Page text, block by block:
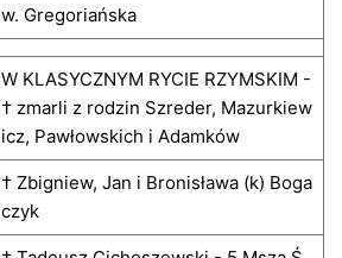
w. Gregoriańska
W KLASYCZNYM RYCIE RZYMSKIM -
† zmarli z rodzin Szreder, Mazurkiew
icz, Pawłowskich i Adamków
† Zbigniew, Jan i Bronisława (k) Boga
czyk